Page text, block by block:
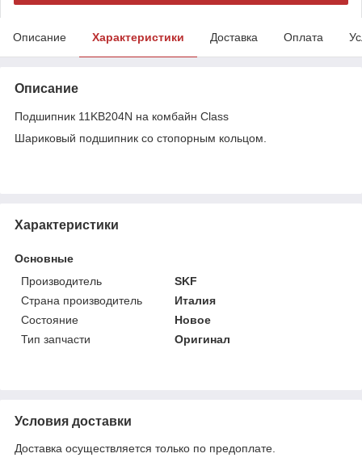
Описание Характеристики Доставка Оплата
Описание
Подшипник 11KB204N на комбайн Class
Шариковый подшипник со стопорным кольцом.
Характеристики
Основные
Производитель
SKF
Страна производитель
Италия
Состояние
Новое
Тип запчасти
Оригинал
Условия доставки
Доставка осуществляется только по предоплате.